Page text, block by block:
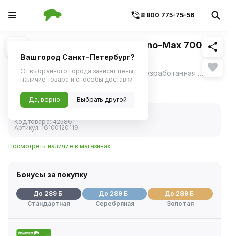
8 800 775-75-56
1/3 Похожие
Шина R15 185/65 CORDIANT Sno-Max 7000
88T
Надежная зимняя шипованная шина, разработанная специально для сложных климатических условий. ещё
Код товара:425861
Артикул: 16100120119
Посмотреть наличие в магазинах
Бонусы за покупку
До 289 Б
Стандартная
До 289 Б
Серебряная
До 289 Б
Золотая
Ваш город Санкт-Петербург?
От выбранного города зависят цены,
наличие товара и способы доставки
Да, верно Выбрать другой